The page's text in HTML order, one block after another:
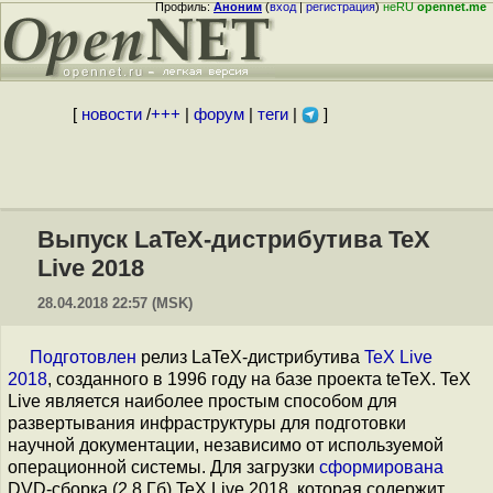
Профиль:Аноним(вход|регистрация)неRUopennet.me
[ новости/+++ форум| теги| ]
Выпуск LaTeX-дистрибутива TeX
Live 2018
28.04.2018 22:57 (MSK)
Подготовлен релиз LaTeX-дистрибутива TeX Live
2018, созданного в 1996 году на базе проекта teTeX. TeX
Live является наиболее простым способом для
развертывания инфраструктуры для подготовки
научной документации, независимо от используемой
операционной системы. Для загрузки сформирована
DVD-сборка (2,8 Гб) TeX Live 2018, которая содержит